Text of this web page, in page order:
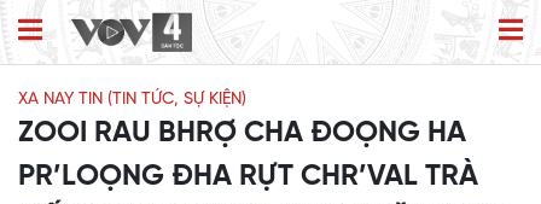
XA NAY TIN (TIN TỨC, SỰ KIỆN)
ZOOI RAU BHRỢ CHA ĐOỌNG HA
PR’LOỌNG ĐHA RỰT CHR’VAL TRÀ